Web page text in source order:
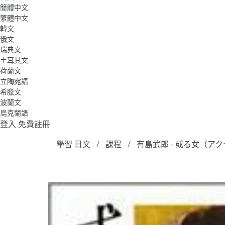
簡體中文
繁體中文
韓文
俄文
瑞典文
土耳其文
荷蘭文
立陶宛語
希臘文
波蘭文
烏克蘭語
登入 免費註冊
學習 日文
課程 有島武郎 - 或る女（ア